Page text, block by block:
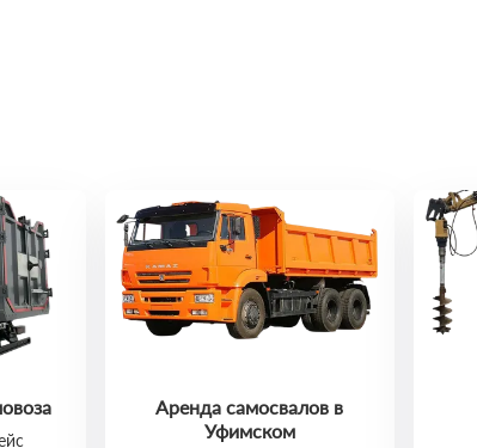
Аренда самосвалов в
Уфимском